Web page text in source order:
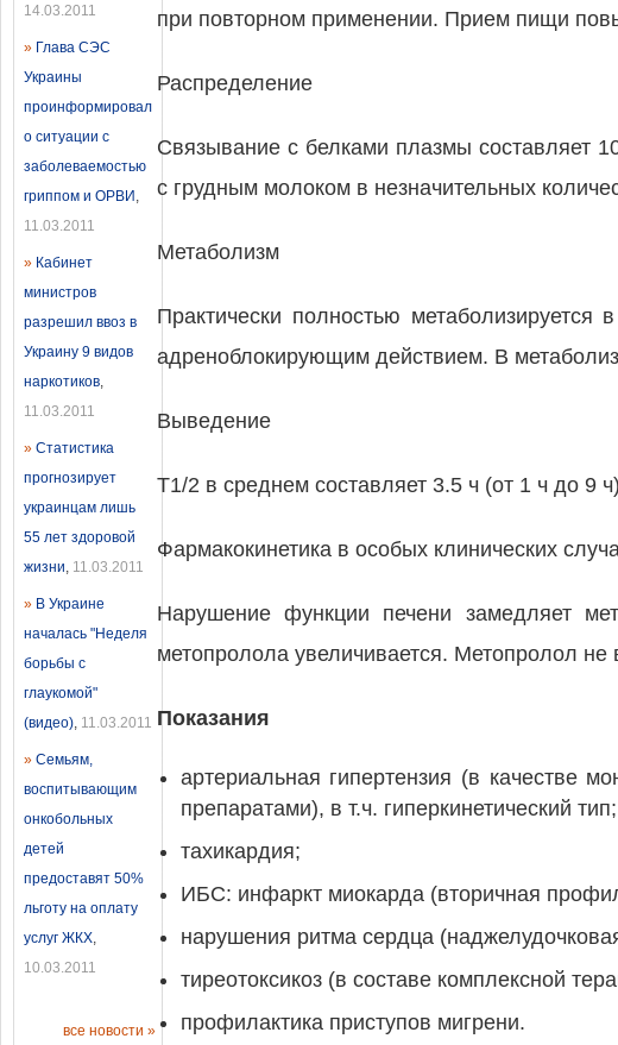
14.03.2011
» Глава СЭС
Украины
проинформировал
о ситуации с
заболеваемостью
гриппом и ОРВИ ,
11.03.2011
» Кабинет
министров
разрешил ввоз в
Украину 9 видов
наркотиков,
11.03.2011
» Статистика
прогнозирует
украинцам лишь
55 лет здоровой
жизни, 11.03.2011
» В Украине
началась "Неделя
борьбы с
глаукомой"
(видео), 11.03.2011
» Семьям,
воспитывающим
онкобольных
детей
предоставят 50%
льготу на оплату
услуг ЖКХ,
10.03.2011
все новости »
при повторном применении. Прием пищи
Распределение
Связывание с белками плазмы составляет
с грудным молоком в незначительных
Метаболизм
Практически полностью
адреноблокирующим действием. В
Выведение
T1/2 в среднем составляет 3.5 ч (от 1 ч до 9
Фармакокинетика в особых клинических
Нарушение функции печени замедляет
метопролола увеличивается. Метопролол
Показания
артериальная гипертензия (в качестве
препаратами), в т.ч. гиперкинетический тип;
тахикардия;
ИБС: инфаркт миокарда (вторичная
нарушения ритма сердца
тиреотоксикоз (в составе комплексной
профилактика приступов мигрени.